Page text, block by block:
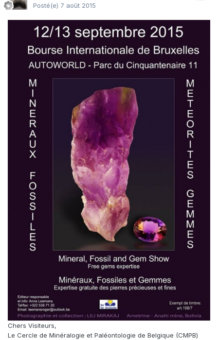
Posté(e) 7 août 2015
Chers Visiteurs,
Le Cercle de Minéralogie et Paléontologie de Belgique (CMPB)